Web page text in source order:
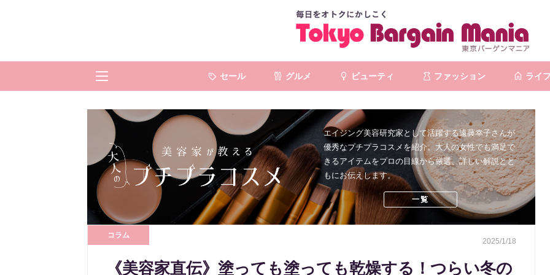
セール グルメ ビューティ ファッション ライフ
エイジング美容研究家として活躍する遠藤幸子さんが
優秀なプチプラコスメを紹介。大人の女性でも満足で
きるアイテムをプロの目線から厳選、詳しい解説とと
もにお伝えします。
一覧
コラム
2025/1/18
《美容家直伝》塗っても塗っても乾燥する！つらい冬の